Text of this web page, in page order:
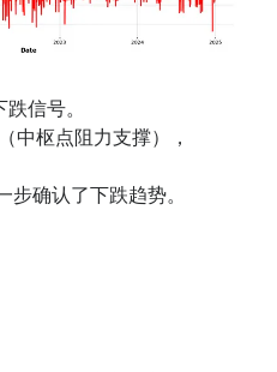
信号。
中枢点阻力支撑），
步确认了下跌趋势。